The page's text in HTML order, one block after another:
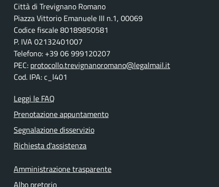
Città di Trevignano Romano
Piazza Vittorio Emanuele III n.1, 00069
Codice fiscale 80189850581
P. IVA 02132401007
Telefono: +39 06 999120207
PEC: protocollo.trevignanoromano@legalmail.it
Cod. IPA: c_l401
Leggi le FAQ
Prenotazione appuntamento
Segnalazione disservizio
Richiesta d'assistenza
Amministrazione trasparente
Albo pretorio